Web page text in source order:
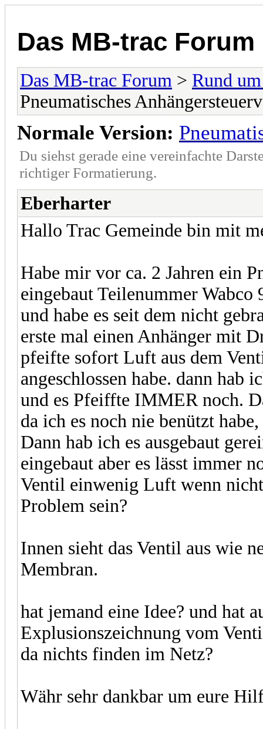
Das MB-trac Forum
Das MB-trac Forum > Rund
Pneumatisches
Normale Version:
Du siehst gerade eine vereinfachte
richtiger Formatierung.
Eberharter
Hallo Trac Gemeinde bin mit
Habe mir vor ca. 2 Jahren ein
eingebaut Teilenummer
und habe es seit dem nicht
erste mal einen Anhänger mit
pfeifte sofort Luft aus dem
angeschlossen habe. dann hab
und es Pfeiffte IMMER noch.
da ich es noch nie benützt
Dann hab ich es ausgebaut
eingebaut aber es lässt immer
Ventil einwenig Luft wenn
Problem sein?
Innen sieht das Ventil aus wie
Membran.
hat jemand eine Idee? und hat
Explusionszeichnung vom
da nichts finden im Netz?
Währ sehr dankbar um eure